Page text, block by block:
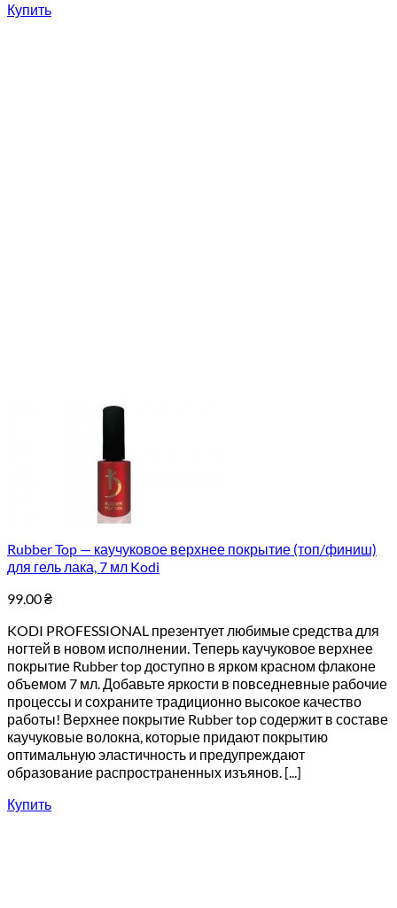
Купить
Rubber Top — каучуковое верхнее покрытие (топ/финиш)
для гель лака, 7 мл Kodi
99.00₴
KODI PROFESSIONAL презентует любимые средства для
ногтей в новом исполнении. Теперь каучуковое верхнее
покрытие Rubber top доступно в ярком красном флаконе
объемом 7 мл. Добавьте яркости в повседневные рабочие
процессы и сохраните традиционно высокое качество
работы! Верхнее покрытие Rubber top содержит в составе
каучуковые волокна, которые придают покрытию
оптимальную эластичность и предупреждают
образование распространенных изъянов. [...]
Купить